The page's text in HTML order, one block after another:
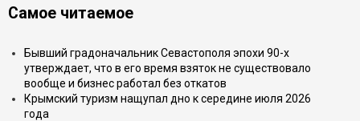
Самое читаемое
Бывший градоначальник Севастополя эпохи 90-х
утверждает, что в его время взяток не существовало
вообще и бизнес работал без откатов
Крымский туризм нащупал дно к середине июля 2026
года